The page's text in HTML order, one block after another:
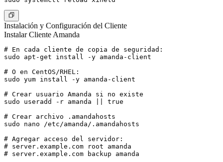
Instalación y Configuración del Cliente
Instalar Cliente Amanda
# En cada cliente de copia de seguridad:
sudo apt-get install -y amanda-client
# O en CentOS/RHEL:
sudo yum install -y amanda-client
# Crear usuario Amanda si no existe
sudo useradd -r amanda || true
# Crear archivo .amandahosts
sudo nano /etc/amanda/.amandahosts
# Agregar acceso del servidor:
# server.example.com root amanda
# server.example.com backup amanda